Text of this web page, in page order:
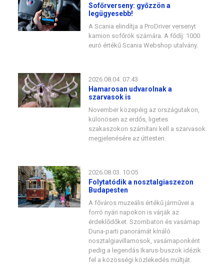
Sofőrverseny: győzzön a
legügyesebb!
A Scania elindítja a ProDriver versenyt
kamion sofőrök számára. A fődíj: 1000
euró értékű Scania Webshop utalvány.
2026.08.04. 07:43
Hamarosan udvarolnak a
szarvasok is
November közepéig az országutakon,
különösen az erdős, ligetes
szakaszokon számítani kell a szarvasok
megjelenésére az úttesten.
2026.08.03. 10:05
Folytatódik a nosztalgiaszezon
Budapesten
A főváros muzeális értékű járművei a
forró nyári napokon is várják az
érdeklődőket. Szombaton és vasárnap
Duna-parti panorámát kínáló
nosztalgiavillamosok, vasárnaponként
pedig a legendás Ikarus-buszok idézik
fel a közösségi közlekedés múltját.